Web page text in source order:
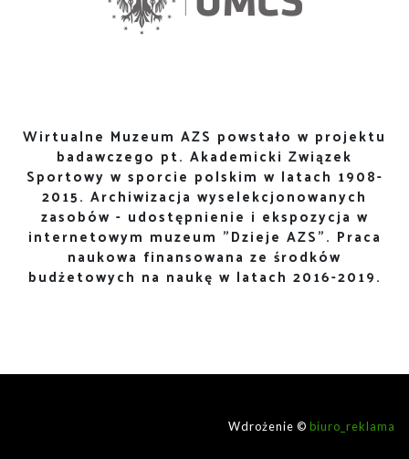
Wirtualne Muzeum AZS powstało w projektu
badawczego pt. Akademicki Związek
Sportowy w sporcie polskim w latach 1908-
2015. Archiwizacja wyselekcjonowanych
zasobów - udostępnienie i ekspozycja w
internetowym muzeum "Dzieje AZS". Praca
naukowa finansowana ze środków
budżetowych na naukę w latach 2016-2019.
Wdrożenie © biuro_reklama